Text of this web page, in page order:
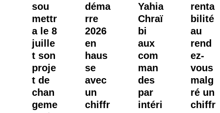
sou
mettr
a le 8
juille
t son
proje
t de
chan
geme
déma
rre
2026
en
haus
se
avec
un
chiffr
Yahia
Chraï
bi
aux
com
man
des
par
intéri
renta
bilité
au
rend
ez-
vous
malg
ré un
chiffr